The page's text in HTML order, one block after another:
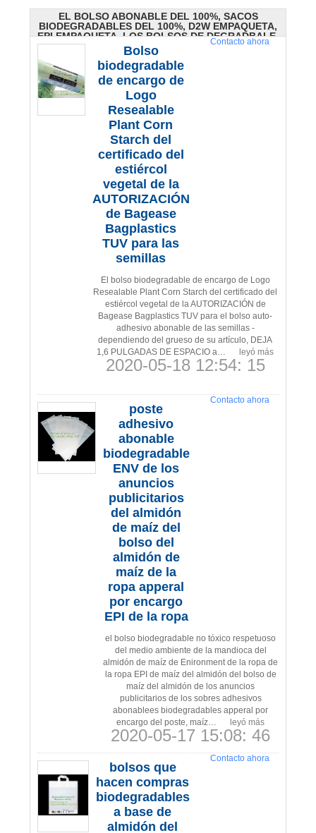
EL BOLSO ABONABLE DEL 100%, SACOS
BIODEGRADABLES DEL 100%, D2W EMPAQUETA,
EPI EMPAQUETA, LOS BOLSOS DE DEGRADBALE,
BIO BOLSOS, VERDE
(337)
Bolso
biodegradable
de encargo de
Logo
Resealable
Plant Corn
Starch del
certificado del
estiércol
vegetal de la
AUTORIZACIÓN
de Bagease
Bagplastics
TUV para las
semillas
Contacto ahora
El bolso biodegradable de encargo de Logo
Resealable Plant Corn Starch del certificado del
estiércol vegetal de la AUTORIZACIÓN de
Bagease Bagplastics TUV para el bolso auto-
adhesivo abonable de las semillas -
dependiendo del grueso de su artículo, DEJA
1,6 PULGADAS DE ESPACIO a…
leyó más
2020-05-18 12:54: 15
poste
adhesivo
abonable
biodegradable
ENV de los
anuncios
publicitarios
del almidón
de maíz del
bolso del
almidón de
maíz de la
ropa apperal
por encargo
EPI de la ropa
Contacto ahora
el bolso biodegradable no tóxico respetuoso
del medio ambiente de la mandioca del
almidón de maíz de Enironment de la ropa de
la ropa EPI de maíz del almidón del bolso de
maíz del almidón de los anuncios
publicitarios de los sobres adhesivos
abonablees biodegradables apperal por
encargo del poste, maíz…
leyó más
2020-05-17 15:08: 46
bolsos que
hacen compras
biodegradables
a base de
almidón del
Contacto ahora